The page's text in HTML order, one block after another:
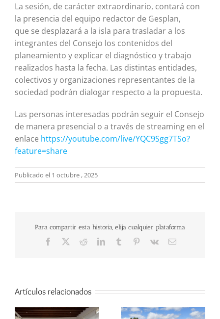
La sesión, de carácter extraordinario, contará con
la presencia del equipo redactor de Gesplan,
que se desplazará a la isla para trasladar a los
integrantes del Consejo los contenidos del
planeamiento y explicar el diagnóstico y trabajo
realizados hasta la fecha. Las distintas entidades,
colectivos y organizaciones representantes de la
sociedad podrán dialogar respecto a la propuesta.
Las personas interesadas podrán seguir el Consejo
de manera presencial o a través de streaming en el
enlace https://youtube.com/live/YQC9Sgg7TSo?
feature=share
Publicado el 1 octubre , 2025
Para compartir esta historia, elija cualquier plataforma
Facebook RedditLinkedInTumblr Pinterest
Vk
Correo
Artículos relacionados